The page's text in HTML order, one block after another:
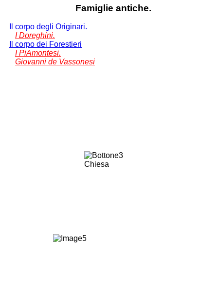
Famiglie antiche.
Il corpo degli Originari.
I Doreghini.
Il corpo dei Forestieri
I PiAmontesi.
Giovanni de Vassonesi